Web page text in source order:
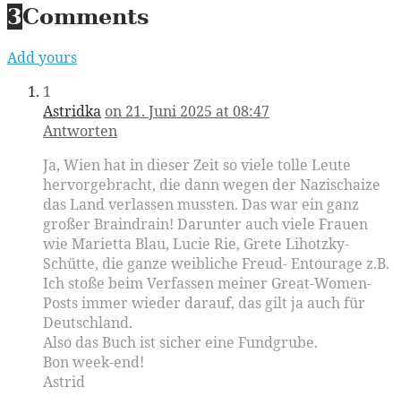
3Comments
Add yours
1
Astridka on 21. Juni 2025 at 08:47
Antworten
Ja, Wien hat in dieser Zeit so viele tolle Leute
hervorgebracht, die dann wegen der Nazischaize
das Land verlassen mussten. Das war ein ganz
großer Braindrain! Darunter auch viele Frauen
wie Marietta Blau, Lucie Rie, Grete Lihotzky-
Schütte, die ganze weibliche Freud- Entourage z.B.
Ich stoße beim Verfassen meiner Great-Women-
Posts immer wieder darauf, das gilt ja auch für
Deutschland.
Also das Buch ist sicher eine Fundgrube.
Bon week-end!
Astrid